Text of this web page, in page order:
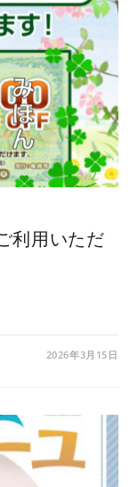
利用いただ
2026年3月15日